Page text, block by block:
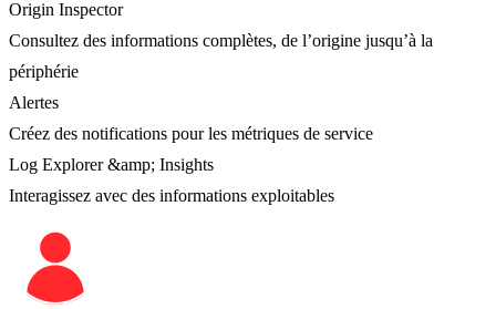
Origin Inspector
Consultez des informations complètes, de l’origine jusqu’à la
périphérie
Alertes
Créez des notifications pour les métriques de service
Log Explorer &amp; Insights
Interagissez avec des informations exploitables